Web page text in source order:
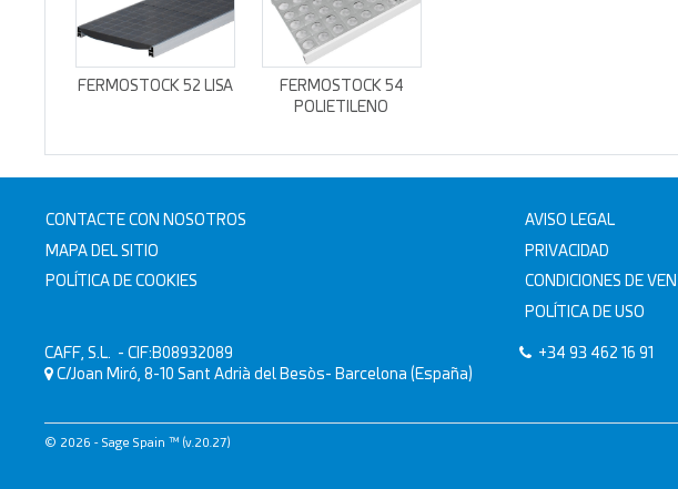
FERMOSTOCK 52 LISA
FERMOSTOCK 54
POLIETILENO
CONTACTE CON NOSOTROS
MAPA DEL SITIO
POLÍTICA DE COOKIES
AVISO LEGAL
PRIVACIDAD
CONDICIONES DE
POLÍTICA DE USO
CAFF, S.L. - CIF:B08932089
C/Joan Miró, 8-10 Sant Adrià del Besòs- Barcelona (España)
+34 93 462 16 91
© 2026 - Sage Spain ™ (v.20.27)